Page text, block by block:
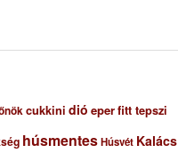
cukkini dió eperfitt tepszi
húsmentesHúsvét Kalács